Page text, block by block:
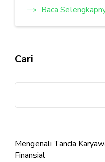
Baca
Cari
Mengenali Tanda
Finansial